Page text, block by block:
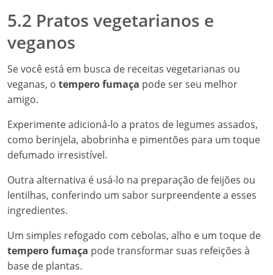
5.2 Pratos vegetarianos e
veganos
Se você está em busca de receitas vegetarianas ou
veganas, o tempero fumaça pode ser seu melhor
amigo.
Experimente adicioná-lo a pratos de legumes assados,
como berinjela, abobrinha e pimentões para um toque
defumado irresistível.
Outra alternativa é usá-lo na preparação de feijões ou
lentilhas, conferindo um sabor surpreendente a esses
ingredientes.
Um simples refogado com cebolas, alho e um toque de
tempero fumaça pode transformar suas refeições à
base de plantas.